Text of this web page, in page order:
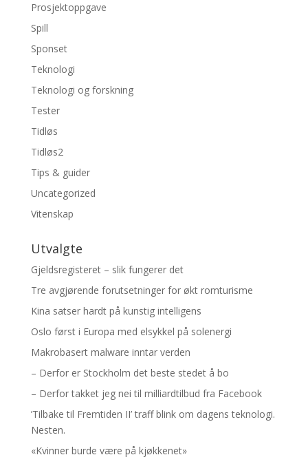
Prosjektoppgave
Spill
Sponset
Teknologi
Teknologi og forskning
Tester
Tidløs
Tidløs2
Tips & guider
Uncategorized
Vitenskap
Utvalgte
Gjeldsregisteret – slik fungerer det
Tre avgjørende forutsetninger for økt romturisme
Kina satser hardt på kunstig intelligens
Oslo først i Europa med elsykkel på solenergi
Makrobasert malware inntar verden
– Derfor er Stockholm det beste stedet å bo
– Derfor takket jeg nei til milliardtilbud fra Facebook
’Tilbake til Fremtiden II’ traff blink om dagens teknologi.
Nesten.
«Kvinner burde være på kjøkkenet»